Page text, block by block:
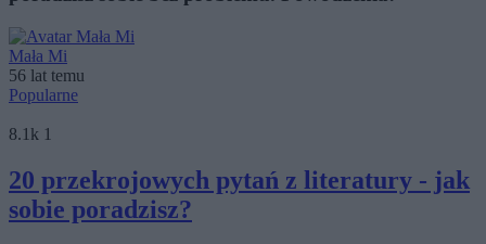
Mała Mi
56 lat temu
Popularne
8.1k 1
20 przekrojowych pytań z literatury - jak
sobie poradzisz?